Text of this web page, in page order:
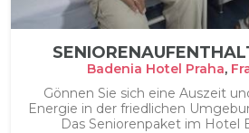
Badenia Hotel Praha,
Gönnen Sie sich eine Auszeit
Energie in der friedlichen
Das Seniorenpaket im Hotel